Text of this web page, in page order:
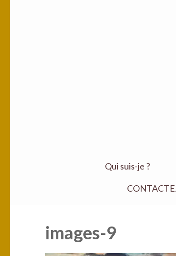
Qui suis-je ?
images-9